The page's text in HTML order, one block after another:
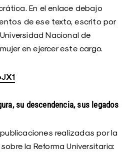
En el enlace debajo
de ese texto, escrito por
Nacional de
en ejercer este cargo.
su descendencia, sus legados
realizadas por la
la Reforma Universitaria: